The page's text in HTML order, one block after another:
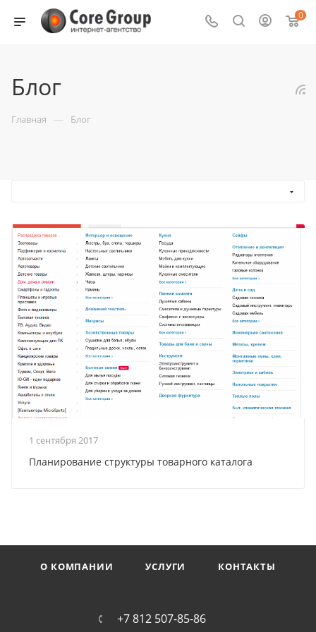
0
Блог
Главная — Блог
1 сентября 2017
Планирование структуры товарного каталога
О КОМПАНИИ УСЛУГИ КОНТАКТЫ
+7 812 507-85-86